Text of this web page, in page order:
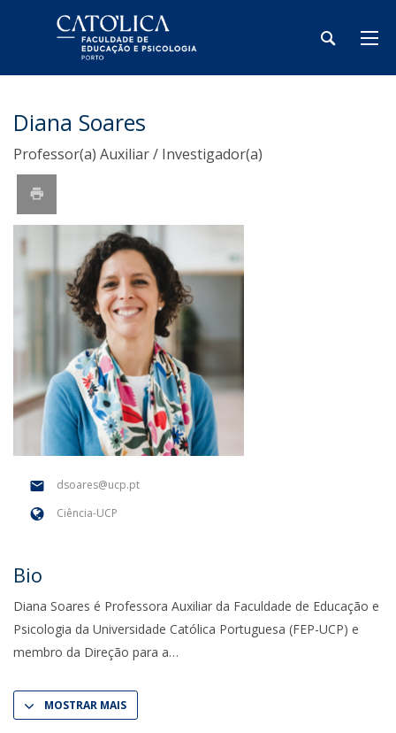
Diana Soares
Professor(a) Auxiliar / Investigador(a)
dsoares@ucp.pt
Ciência-UCP
Bio
Diana Soares é Professora Auxiliar da Faculdade de Educação e
Psicologia da Universidade Católica Portuguesa (FEP-UCP) e
membro da Direção para a
MOSTRAR MAIS